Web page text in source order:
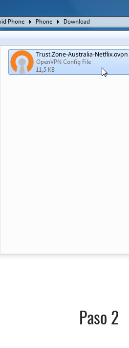
Trust.Zone-Australia-Netflix.ovpn
Paso 2